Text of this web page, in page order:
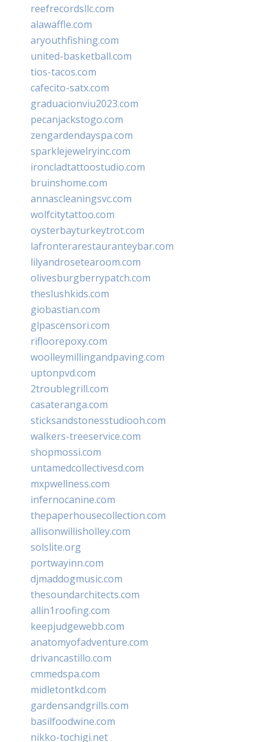
reefrecordsllc.com
alawaffle.com
aryouthfishing.com
united-basketball.com
tios-tacos.com
cafecito-satx.com
graduacionviu2023.com
pecanjackstogo.com
zengardendayspa.com
sparklejewelryinc.com
ironcladtattoostudio.com
bruinshome.com
annascleaningsvc.com
wolfcitytattoo.com
oysterbayturkeytrot.com
lafronterarestauranteybar.com
lilyandrosetearoom.com
olivesburgberrypatch.com
theslushkids.com
giobastian.com
glpascensori.com
rifloorepoxy.com
woolleymillingandpaving.com
uptonpvd.com
2troublegrill.com
casateranga.com
sticksandstonesstudiooh.com
walkers-treeservice.com
shopmossi.com
untamedcollectivesd.com
mxpwellness.com
infernocanine.com
thepaperhousecollection.com
allisonwillisholley.com
solslite.org
portwayinn.com
djmaddogmusic.com
thesoundarchitects.com
allin1roofing.com
keepjudgewebb.com
anatomyofadventure.com
drivancastillo.com
cmmedspa.com
midletontkd.com
gardensandgrills.com
basilfoodwine.com
nikko-tochigi.net